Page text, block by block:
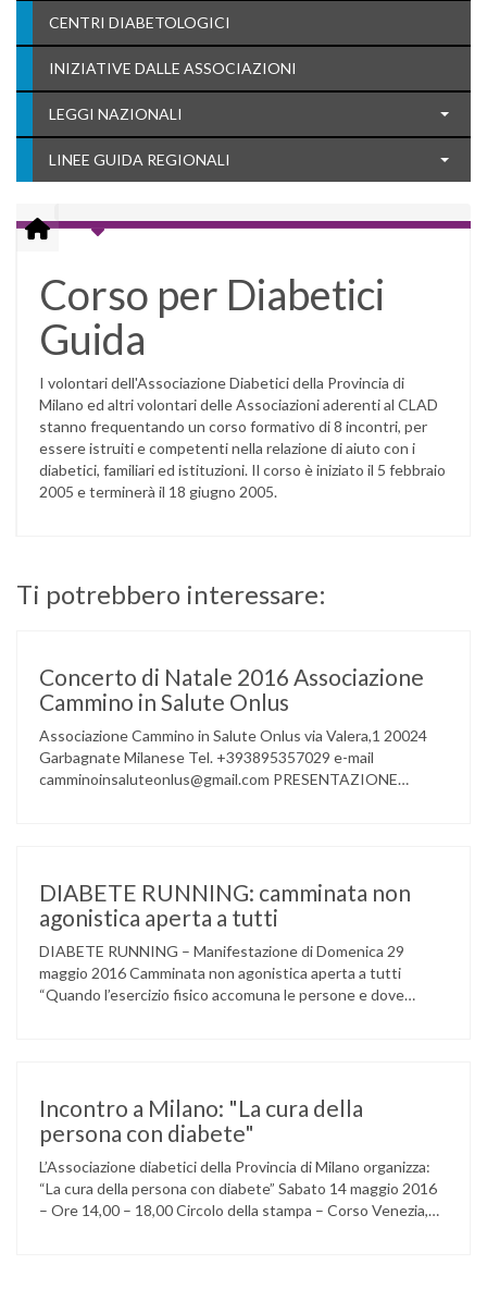
CENTRI DIABETOLOGICI
INIZIATIVE DALLE ASSOCIAZIONI
LEGGI NAZIONALI
LINEE GUIDA REGIONALI
Corso per Diabetici
Guida
I volontari dell'Associazione Diabetici della Provincia di
Milano ed altri volontari delle Associazioni aderenti al CLAD
stanno frequentando un corso formativo di 8 incontri, per
essere istruiti e competenti nella relazione di aiuto con i
diabetici, familiari ed istituzioni. Il corso è iniziato il 5 febbraio
2005 e terminerà il 18 giugno 2005.
Ti potrebbero interessare:
Concerto di Natale 2016 Associazione
Cammino in Salute Onlus
Associazione Cammino in Salute Onlus via Valera,1 20024
Garbagnate Milanese Tel. +393895357029 e-mail
camminoinsaluteonlus@gmail.com PRESENTAZIONE
gruppo musicale GROOVY LEMONS di PREGNANA
MILANESE. L’ Associazione …
DIABETE RUNNING: camminata non
agonistica aperta a tutti
DIABETE RUNNING – Manifestazione di Domenica 29
maggio 2016 Camminata non agonistica aperta a tutti
“Quando l’esercizio fisico accomuna le persone e dove
Incontro a Milano: "La cura della
persona con diabete"
L’Associazione diabetici della Provincia di Milano organizza:
“La cura della persona con diabete” Sabato 14 maggio 2016
– Ore 14,00 – 18,00 Circolo della stampa – Corso Venezia,